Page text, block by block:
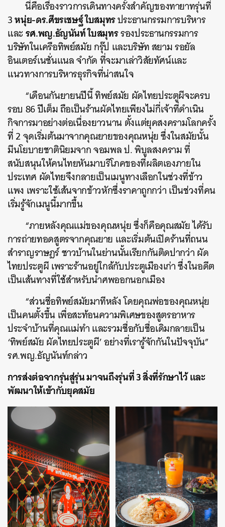
นี่คือเรื่องราวการเดินทางครั้งสำคัญของทายาทรุ่นที่
3หนุ่ย-ดร.ศีขรเชษฐ์ ใบสมุทรประธานกรรมการบริหาร
และรศ.พญ.ธัญนันท์ ใบสมุทรรองประธานกรรมการ
บริษัทในเครือทิพย์สมัย กรุ๊ป และบริษัท สยาม รอยัล
อินเตอร์เนชั่นแนล จำกัด ที่จะมาเล่าวิสัยทัศน์และ
แนวทางการบริหารธุรกิจที่น่าสนใจ
“เดือนกันยายนปีนี้ ทิพย์สมัย ผัดไทยประตูผีจะครบ
รอบ 86 ปีเต็ม ถือเป็นร้านผัดไทยเพียงไม่กี่เจ้าที่ดำเนิน
กิจการมาอย่างต่อเนื่องยาวนาน ตั้งแต่ยุคสงครามโลกครั้ง
ที่ 2 จุดเริ่มต้นมาจากคุณยายของคุณหนุ่ย ซึ่งในสมัยนั้น
มีนโยบายชาตินิยมจาก จอมพล ป. พิบูลสงคราม ที่
สนับสนุนให้คนไทยหันมาบริโภคของที่ผลิตเองภายใน
ประเทศ ผัดไทยจึงกลายเป็นเมนูทางเลือกในช่วงที่ข้าว
แพง เพราะใช้เส้นจากข้าวหักซึ่งราคาถูกกว่า เป็นช่วงที่คน
เริ่มรู้จักเมนูนี้มากขึ้น
“ภายหลังคุณแม่ของคุณหนุ่ย ซึ่งก็คือคุณสมัย ได้รับ
การถ่ายทอดสูตรจากคุณยาย และเริ่มต้นเปิดร้านที่ถนน
สำราญราษฎร์ ชาวบ้านในย่านนั้นเรียกกันติดปากว่าผัด
ไทยประตูผี เพราะร้านอยู่ใกล้กับประตูเมืองเก่า ซึ่งในอดีต
เป็นเส้นทางที่ใช้สำหรับนำศพออกนอกเมือง
“ส่วนชื่อทิพย์สมัยมาทีหลัง โดยคุณพ่อของคุณหนุ่ย
เป็นคนตั้งขึ้น เพื่อสะท้อนความพิเศษของสูตรอาหาร
ประจำบ้านที่คุณแม่ทำ และรวมชื่อกับชื่อเดิมกลายเป็น
‘ทิพย์สมัย ผัดไทยประตูผี’ อย่างที่เรารู้จักกันในปัจจุบัน”
รศ.พญ.ธัญนันท์กล่าว
การส่งต่อจากรุ่นสู่รุ่น มาจนถึงรุ่นที่ 3 สิ่งที่รักษาไว้ และ
พัฒนาให้เข้ากับยุคสมัย